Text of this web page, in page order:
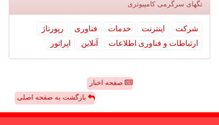
تگهای سرگرمی كامپیوتری
شركت اینترنت خدمات فناوری
رپورتاژ
ارتباطات و فناوری اطلاعات
آنلاین اپراتور
صفحه اخبار
بازگشت به صفحه اصلی